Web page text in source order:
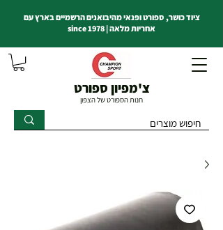
צ'מפיון ספורט
חנות הספורט של הצפון
ציוד כושר, ספורט ופנאי מהיבואנים הרשמיים בארץ עם
אחריות מלאה | since 1978